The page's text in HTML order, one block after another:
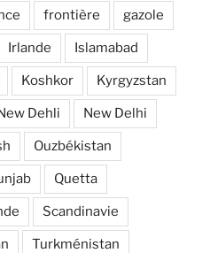
frontière gazole
Irlande Islamabad
Koshkor Kyrgyzstan
Dehli New Delhi
Ouzbékistan
Quetta
Scandinavie
Turkménistan